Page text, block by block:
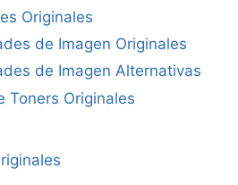
Originales
de Imagen Originales
de Imagen Alternativas
Toners Originales